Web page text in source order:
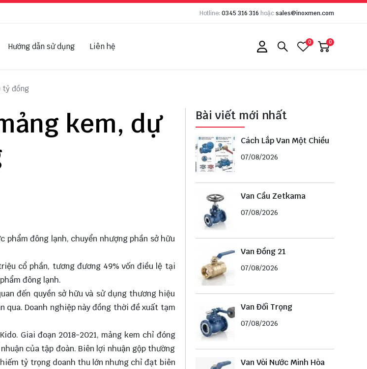
Hotline: 0345 316 316 hoặcsales@inoxmen.com
Hướng dẫn sử dụng Liên hệ 0 0
tỷ đồng
kem, dự
đông lạnh, chuyển nhượng phần sở hữu
cổ phần, tương đương 49% vốn điều lệ tại
đông lạnh.
đến quyền sở hữu và sử dụng thương hiệu
Doanh nghiệp này đồng thời đề xuất tạm
Giai đoạn 2018-2021, mảng kem chỉ đóng
của tập đoàn. Biên lợi nhuận gộp thường
tỷ trọng doanh thu lớn nhưng chỉ đạt biên
Bài viết mới nhất
Cách Lắp Van Một Chiều
07/08/2026
Van Cầu Zetkama
07/08/2026
Van Đồng 21
07/08/2026
Van Đối Trọng
07/08/2026
Van Vòi Nước Minh Hòa